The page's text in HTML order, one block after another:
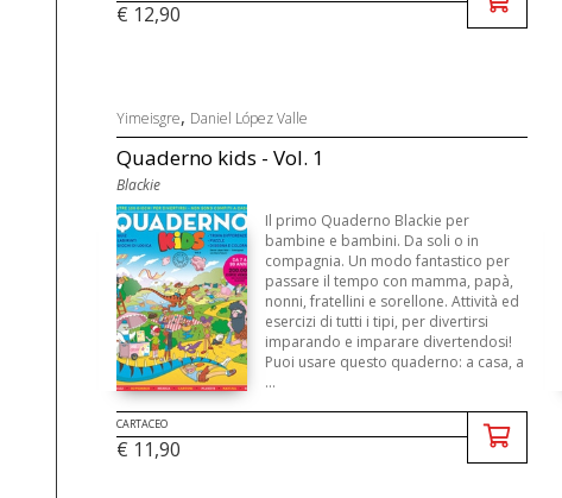
€ 12,90
Yimeisgre, Daniel López Valle
Quaderno kids - Vol. 1
Blackie
Il primo Quaderno Blackie per
bambine e bambini. Da soli o in
compagnia. Un modo fantastico per
passare il tempo con mamma, papà,
nonni, fratellini e sorellone. Attività ed
esercizi di tutti i tipi, per divertirsi
imparando e imparare divertendosi!
Puoi usare questo quaderno: a casa, a
...
CARTACEO
€ 11,90